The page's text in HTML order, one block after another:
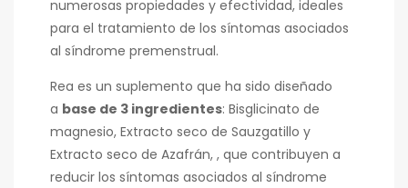
numerosas propiedades y efectividad, ideales
para el tratamiento de los síntomas asociados
al síndrome premenstrual.
Rea es un suplemento que ha sido diseñado
a base de 3 ingredientes: Bisglicinato de
magnesio, Extracto seco de Sauzgatillo y
Extracto seco de Azafrán, , que contribuyen a
reducir los síntomas asociados al síndrome